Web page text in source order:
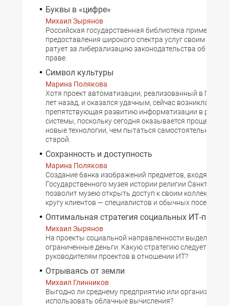
Буквы в «цифре»
Михаил Зырянов
Российская государственная библиотека применяет
предоставления широкого спектра услуг своим
ратует за либерализацию законодательства об
праве.
Символ культуры
Марина Полякова
Хотя проект автоматизации, реализованный в ГПИБ
лет назад, и оказался удачным, сейчас возникла
препятствующая развитию информатизации в
системы, поскольку сегодня оказывается проще
новые технологии, чем пытаться самостоятельно
старой.
Сохранность и доступность
Марина Полякова
Создание банка изображений предметов, входящих
Государственного музея истории религии Санкт-
позволит музею открыть доступ к своим коллекциям
кругу клиентов — специалистов и обычных
Оптимальная стратегия социальных ИТ-
Михаил Зырянов
На проекты социальной направленности
ограниченные деньги. Какую стратегию следует
руководителям проектов в отношении ИТ?
Отрываясь от земли
Михаил Глинников
Выгодно ли среднему предприятию или организации
использовать облачные вычисления?